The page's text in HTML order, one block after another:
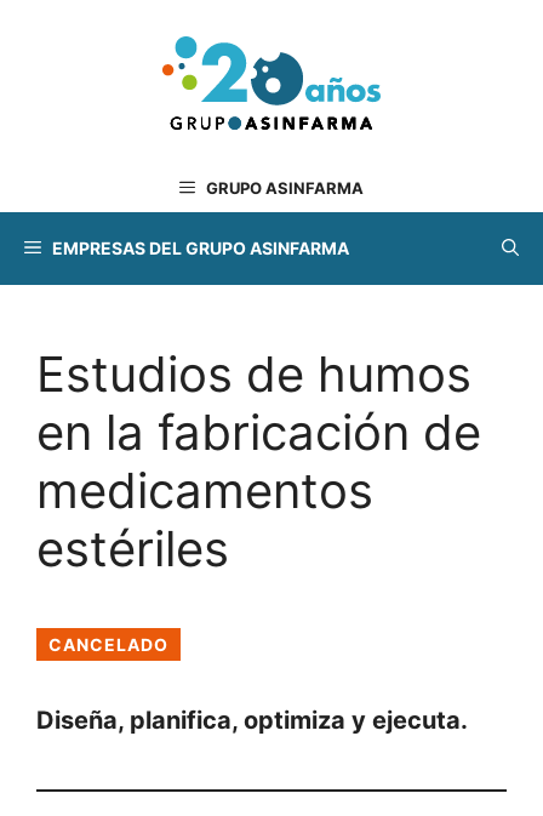
GRUPO ASINFARMA
EMPRESAS DEL GRUPO ASINFARMA
Estudios de humos
en la fabricación de
medicamentos
estériles
CANCELADO
Diseña, planifica, optimiza y ejecuta.